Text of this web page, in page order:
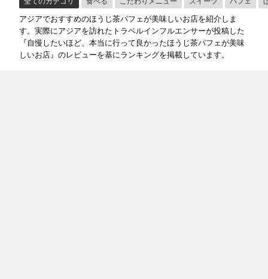
アジアでおすすめのほうじ茶パフェが美味しいお店を紹介しま
す。実際にアジアを訪れたトラベルインフルエンサーが投稿した
『自慢したいほど、本当に行って良かったほうじ茶パフェが美味
しいお店』のレビューを基にランキングを掲載しています。